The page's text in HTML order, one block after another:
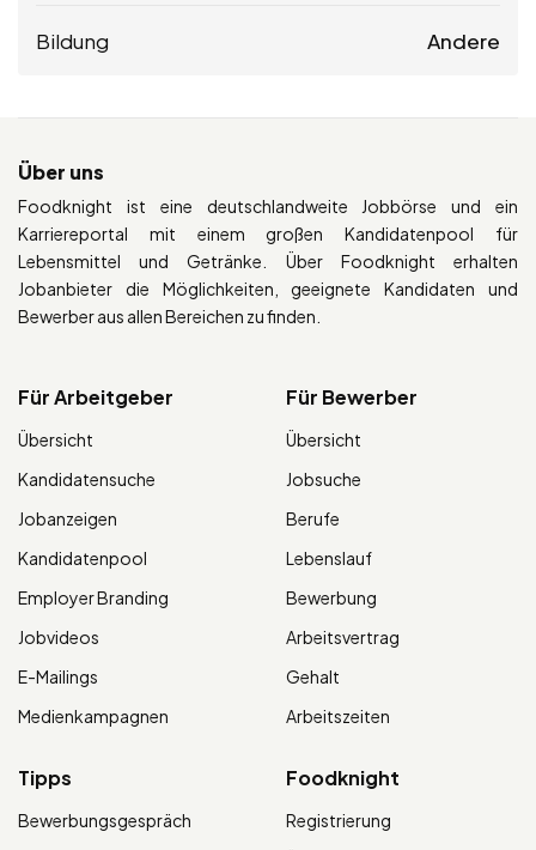
Bildung Andere
Über uns
Foodknight ist eine deutschlandweite Jobbörse und ein
Karriereportal mit einem großen Kandidatenpool für
Lebensmittel und Getränke. Über Foodknight erhalten
Jobanbieter die Möglichkeiten, geeignete Kandidaten und
Bewerber aus allen Bereichen zu finden.
Für Arbeitgeber
Übersicht
Kandidatensuche
Jobanzeigen
Kandidatenpool
Employer Branding
Jobvideos
E-Mailings
Medienkampagnen
Für Bewerber
Übersicht
Jobsuche
Berufe
Lebenslauf
Bewerbung
Arbeitsvertrag
Gehalt
Arbeitszeiten
Tipps
Bewerbungsgespräch
Foodknight
Registrierung